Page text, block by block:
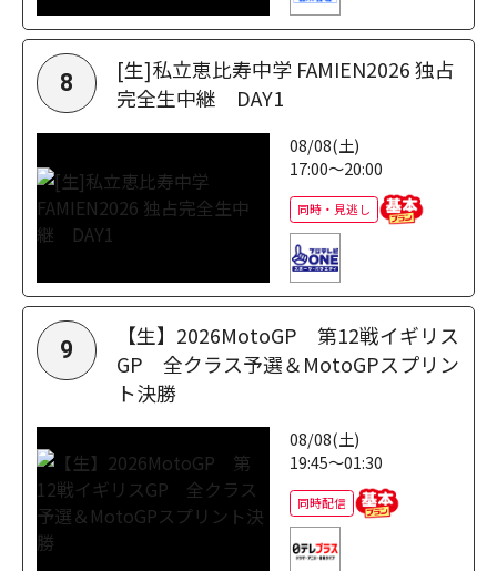
8
[生]私立恵比寿中学 FAMIEN2026 独占
完全生中継 DAY1
08/08(土)
17:00～20:00
同時・見逃し
9
【生】2026MotoGP 第12戦イギリス
GP 全クラス予選＆MotoGPスプリン
ト決勝
08/08(土)
19:45～01:30
同時配信